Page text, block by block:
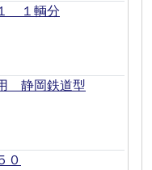
１輌分
静岡鉄道型
０